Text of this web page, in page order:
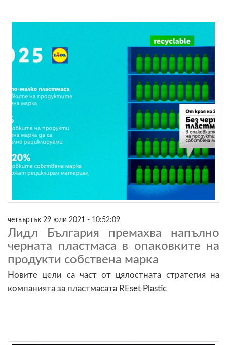
четвъртък 29 юли 2021 - 10:52:09
Лидл България премахва напълно
черната пластмаса в опаковките на
продукти собствена марка
Новите цели са част от цялостната стратегия на
компанията за пластмасата REset Plastic